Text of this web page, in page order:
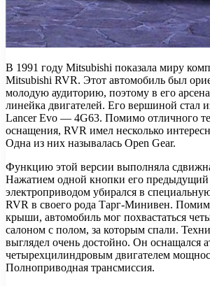
В 1991 году Mitsubishi показала миру
Mitsubishi RVR. Этот автомобиль был
молодую аудиторию, поэтому в его
линейка двигателей. Его вершиной стал
Lancer Evo — 4G63. Помимо отличного
оснащения, RVR имел несколько
Одна из них называлась Open Gear.
Функцию этой версии выполняла
Нажатием одной кнопки его предыдущий
электроприводом убирался в
RVR в своего рода Тарг-Минивен.
крыши, автомобиль мог похвастаться
салоном с полом, за которым спали.
выглядел очень достойно. Он оснащался
четырехцилиндровым двигателем
Полноприводная трансмиссия.